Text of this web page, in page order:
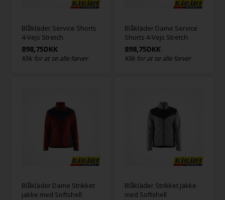
Blåkläder Service Shorts
4-Vejs Stretch
898,75DKK
Klik for at se alle farver
Blåkläder Dame Service
Shorts 4-Vejs Stretch
898,75DKK
Klik for at se alle farver
Blåkläder Dame Strikket
jakke med Softshell
Blåkläder Strikket Jakke
med Softshell